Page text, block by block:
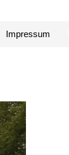
Impressum